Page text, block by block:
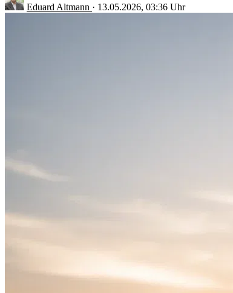
Eduard Altmann · 13.05.2026, 03:36 Uhr